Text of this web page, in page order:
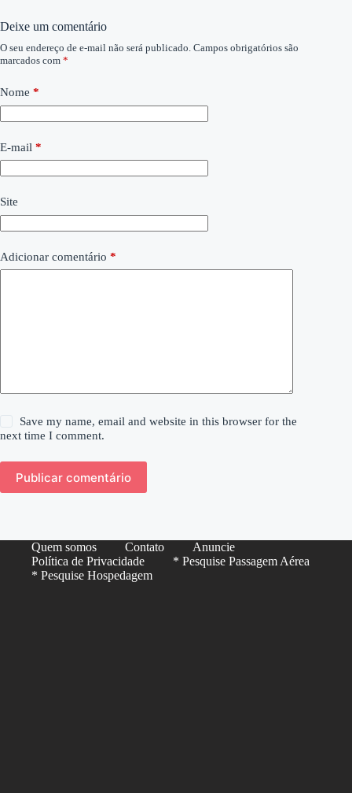
Deixe um comentário
O seu endereço de e-mail não será publicado. Campos obrigatórios são
marcados com *
Nome *
E-mail *
Site
Adicionar comentário *
Save my name, email and website in this browser for the
next time I comment.
Publicar comentário
Quem somos Contato
Anuncie
Política de Privacidade
* Pesquise Passagem Aérea
* Pesquise Hospedagem